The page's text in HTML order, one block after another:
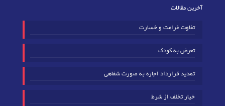
آخرین مقالات
تفاوت غرامت و خسارت
تعرض به کودک
تمدید قرارداد اجاره به صورت شفاهی
خیار تخلف از شرط